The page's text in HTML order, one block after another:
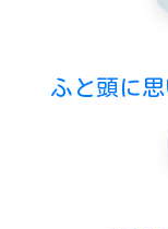
ふと頭に